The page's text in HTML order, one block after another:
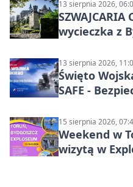
13 sierpnia 2026,
SZWAJCARIA
wycieczka z
13 sierpnia 2026,
Święto
SAFE -
15 sierpnia 2026,
Weekend w
wizytą w